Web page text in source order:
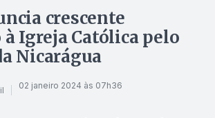
crescente
à Igreja Católica pelo
Nicarágua
02 janeiro 2024 às 07h36